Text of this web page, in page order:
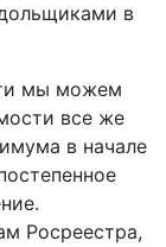
в
мы можем
все же
в начале
Росреестра,